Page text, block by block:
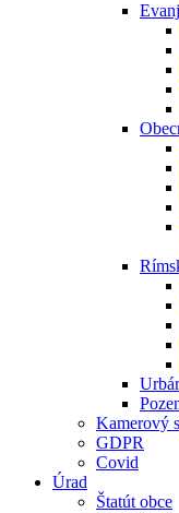
Kamerový
GDPR
Covid
Úrad
Štatút obce